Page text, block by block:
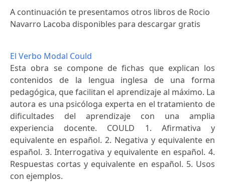
A continuación te presentamos otros libros de Rocio
Navarro Lacoba disponibles para descargar gratis
El Verbo Modal Could
Esta obra se compone de fichas que explican los
contenidos de la lengua inglesa de una forma
pedagógica, que facilitan el aprendizaje al máximo. La
autora es una psicóloga experta en el tratamiento de
dificultades del aprendizaje con una amplia
experiencia docente. COULD 1. Afirmativa y
equivalente en español. 2. Negativa y equivalente en
español. 3. Interrogativa y equivalente en español. 4.
Respuestas cortas y equivalente en español. 5. Usos
con ejemplos.